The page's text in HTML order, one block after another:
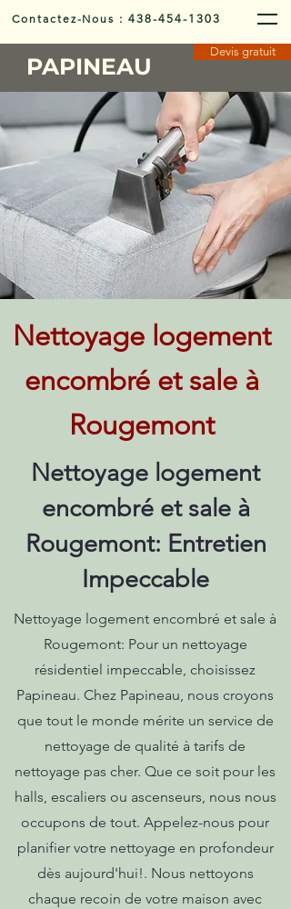
Contactez-Nous :438-454-1303
PAPINEAU
Devis gratuit
Nettoyage logement
encombré et sale à
Rougemont
Nettoyage logement
encombré et sale à
Rougemont: Entretien
Impeccable
Nettoyage logement encombré et sale à
Rougemont: Pour un nettoyage
résidentiel impeccable, choisissez
Papineau. Chez Papineau, nous croyons
que tout le monde mérite un service de
nettoyage de qualité à tarifs de
nettoyage pas cher. Que ce soit pour les
halls, escaliers ou ascenseurs, nous nous
occupons de tout. Appelez-nous pour
planifier votre nettoyage en profondeur
dès aujourd'hui!. Nous nettoyons
chaque recoin de votre maison avec